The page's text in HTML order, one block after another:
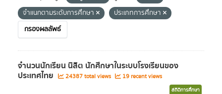
จำแนกตามระดับการศึกษา
ประเภทการศึกษา
กรองผลลัพธ์
จำนวนนักเรียน นิสิต นักศึกษาในระบบโรงเรียนของ
ประเทศไทย 24387 total views 19 recent views
สถิติการศึกษา